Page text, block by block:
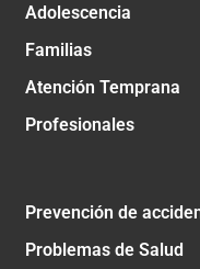
Adolescencia
Familias
Atención Temprana
Profesionales
Prevención de
Problemas de Salud